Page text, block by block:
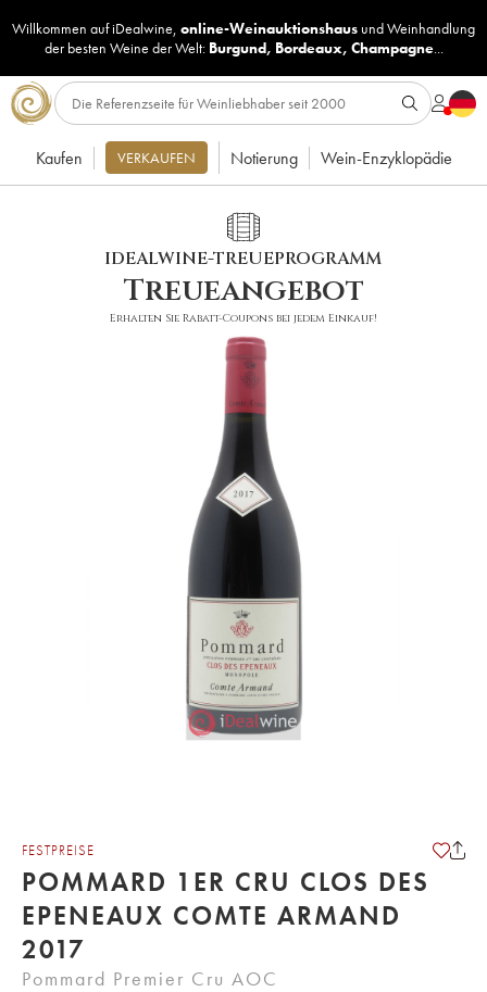
Willkommen auf iDealwine, online-Weinauktionshaus undWeinhandlung
der besten Weine der Welt: Burgund, Bordeaux, Champagne...
Kaufen VERKAUFEN Notierung Wein-Enzyklopädie
IDEALWINE-TREUEPROGRAMM
Treueangebot
Erhalten Sie Rabatt-Coupons bei jedem Einkauf!
FESTPREISE
POMMARD 1ER CRU CLOS DES
EPENEAUX COMTE ARMAND
2017
Pommard Premier Cru AOC